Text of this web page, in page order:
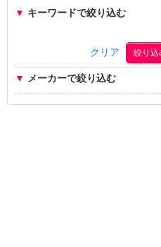
▼ キーワードで絞り込む
クリア
▼ メーカーで絞り込む